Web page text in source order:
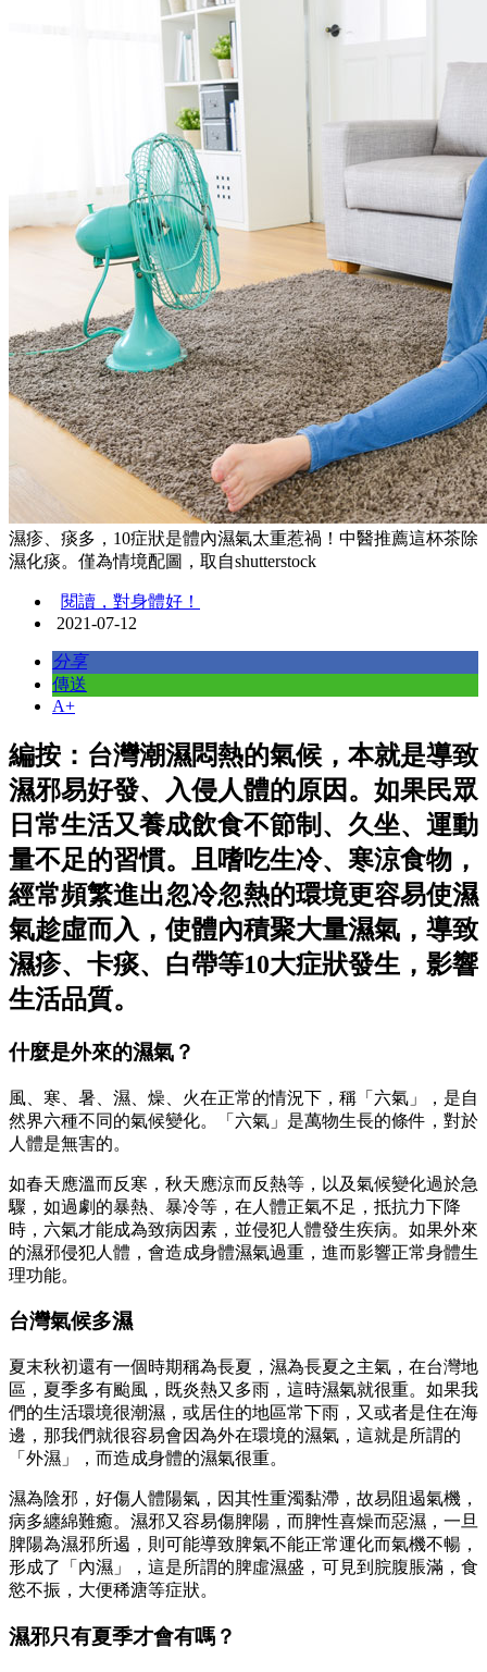
濕疹、痰多，10症狀是體內濕氣太重惹禍！中醫推薦這杯茶除
濕化痰。僅為情境配圖，取自shutterstock
閱讀，對身體好！
2021-07-12
分享
傳送
A+
編按：台灣潮濕悶熱的氣候，本就是導致
濕邪易好發、入侵人體的原因。如果民眾
日常生活又養成飲食不節制、久坐、運動
量不足的習慣。且嗜吃生冷、寒涼食物，
經常頻繁進出忽冷忽熱的環境更容易使濕
氣趁虛而入，使體內積聚大量濕氣，導致
濕疹、卡痰、白帶等10大症狀發生，影響
生活品質。
什麼是外來的濕氣？
風、寒、暑、濕、燥、火在正常的情況下，稱「六氣」，是自
然界六種不同的氣候變化。「六氣」是萬物生長的條件，對於
人體是無害的。
如春天應溫而反寒，秋天應涼而反熱等，以及氣候變化過於急
驟，如過劇的暴熱、暴冷等，在人體正氣不足，抵抗力下降
時，六氣才能成為致病因素，並侵犯人體發生疾病。如果外來
的濕邪侵犯人體，會造成身體濕氣過重，進而影響正常身體生
理功能。
台灣氣候多濕
夏末秋初還有一個時期稱為長夏，濕為長夏之主氣，在台灣地
區，夏季多有颱風，既炎熱又多雨，這時濕氣就很重。如果我
們的生活環境很潮濕，或居住的地區常下雨，又或者是住在海
邊，那我們就很容易會因為外在環境的濕氣，這就是所謂的
「外濕」，而造成身體的濕氣很重。
濕為陰邪，好傷人體陽氣，因其性重濁黏滯，故易阻遏氣機，
病多纏綿難癒。濕邪又容易傷脾陽，而脾性喜燥而惡濕，一旦
脾陽為濕邪所遏，則可能導致脾氣不能正常運化而氣機不暢，
形成了「內濕」，這是所謂的脾虛濕盛，可見到脘腹脹滿，食
慾不振，大便稀溏等症狀。
濕邪只有夏季才會有嗎？